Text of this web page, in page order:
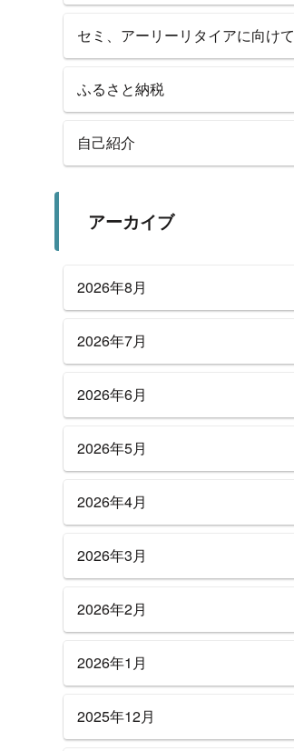
セミ、アーリーリタイアに向けて
ふるさと納税
自己紹介
アーカイブ
2026年8月
2026年7月
2026年6月
2026年5月
2026年4月
2026年3月
2026年2月
2026年1月
2025年12月